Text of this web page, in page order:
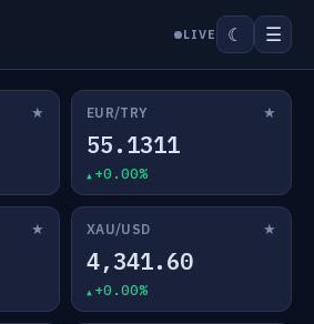
LIVE ☾ ☰
★ EUR/TRY ★
55.1311
+0.00%
★ XAU/USD ★
4,341.60
+0.00%